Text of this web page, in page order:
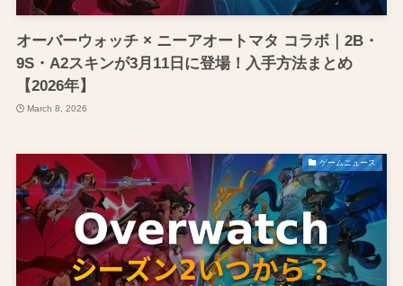
オーバーウォッチ × ニーアオートマタ コラボ｜2B・
9S・A2スキンが3月11日に登場！入手方法まとめ
【2026年】
March 8, 2026
ゲームニュース